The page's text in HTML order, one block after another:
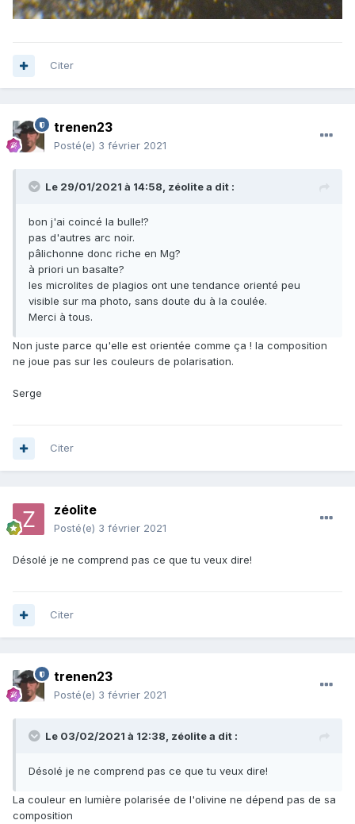
Citer
trenen23
Posté(e) 3 février 2021
Le 29/01/2021 à 14:58, zéolitea dit :
bon j'ai coincé la bulle!?
pas d'autres arc noir.
pâlichonne donc riche en Mg?
à priori un basalte?
les microlites de plagios ont une tendance orienté peu
visible sur ma photo, sans doute du à la coulée.
Merci à tous.
Non juste parce qu'elle est orientée comme ça ! la composition
ne joue pas sur les couleurs de polarisation.
Serge
Citer
zéolite
Posté(e) 3 février 2021
Désolé je ne comprend pas ce que tu veux dire!
Citer
trenen23
Posté(e) 3 février 2021
Le 03/02/2021 à 12:38, zéolitea dit :
Désolé je ne comprend pas ce que tu veux dire!
La couleur en lumière polarisée de l'olivine ne dépend pas de sa
composition